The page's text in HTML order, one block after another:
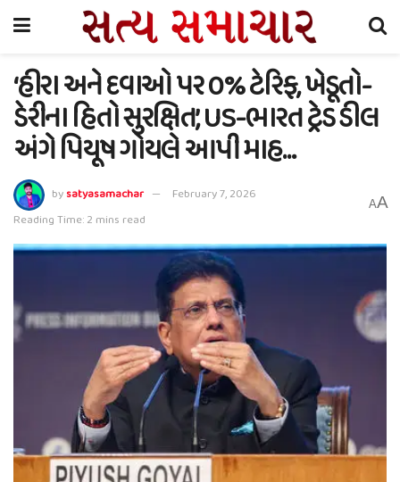
‘હીરા અને દવાઓ પર 0% ટેરિફ, ખેડૂતો-
ડેરીના હિતો સુરક્ષિત’, US-ભારત ટ્રેડ ડીલ
અંગે પિયૂષ ગોયલે આપી માહ…
bysatyasamachar
February 7, 2026
Reading Time: 2 mins read
AA